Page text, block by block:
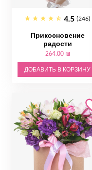
4.5 (246)
Прикосновение
радости
264.00 ₪
ДОБАВИТЬ В КОРЗИНУ